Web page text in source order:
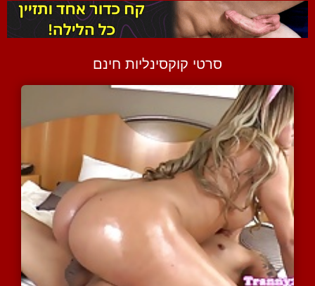
סרטי קוקסינליות חינם